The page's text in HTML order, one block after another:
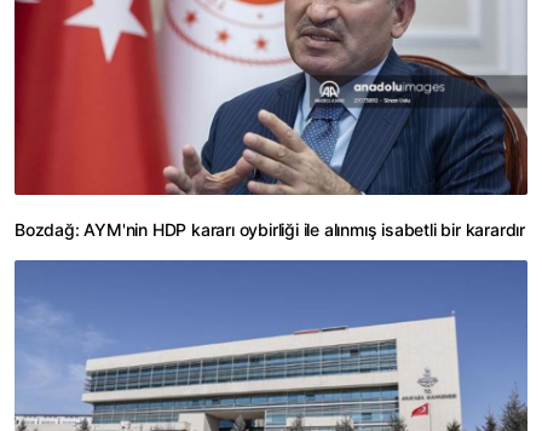
Bozdağ: AYM'nin HDP kararı oybirliği ile alınmış isabetli bir karardır